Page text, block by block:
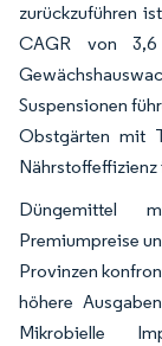
zurückzuführen
CAGR von
Suspensionen
Obstgärten mit
Nährstoffeffizienz
Düngemittel
Premiumpreise
Provinzen
höhere
Mikrobielle